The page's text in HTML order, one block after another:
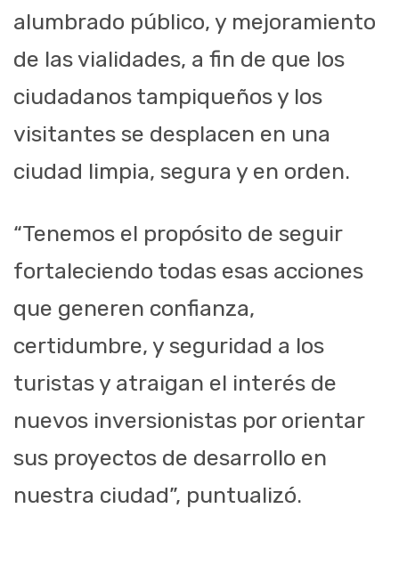
alumbrado público, y mejoramiento
de las vialidades, a fin de que los
ciudadanos tampiqueños y los
visitantes se desplacen en una
ciudad limpia, segura y en orden.
“Tenemos el propósito de seguir
fortaleciendo todas esas acciones
que generen confianza,
certidumbre, y seguridad a los
turistas y atraigan el interés de
nuevos inversionistas por orientar
sus proyectos de desarrollo en
nuestra ciudad”, puntualizó.